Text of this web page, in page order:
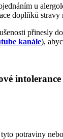
u
doplňků
přinesly
kanále),
potraviny